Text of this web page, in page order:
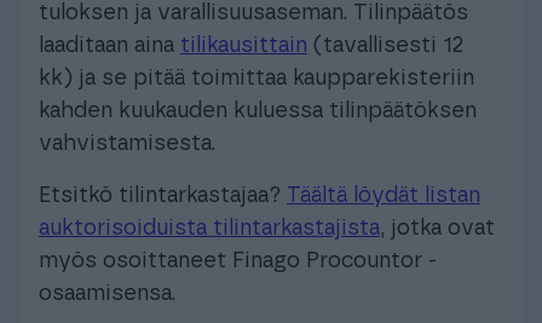
tuloksen ja varallisuusaseman. Tilinpäätös
laaditaan aina tilikausittain (tavallisesti 12
kk) ja se pitää toimittaa kaupparekisteriin
kahden kuukauden kuluessa tilinpäätöksen
vahvistamisesta.
Etsitkö tilintarkastajaa?
Täältä löydät listan
auktorisoiduista tilintarkastajista, jotka ovat
myös osoittaneet Finago Procountor -
osaamisensa.